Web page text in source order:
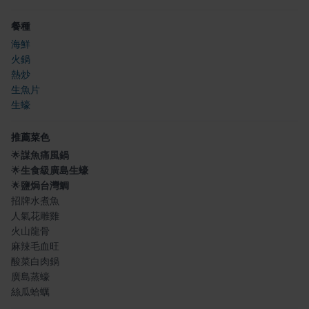
餐種
海鮮
火鍋
熱炒
生魚片
生蠔
推薦菜色
🌟謀魚痛風鍋
🌟生食級廣島生蠔
🌟鹽焗台灣鯛
招牌水煮魚
人氣花雕雞
火山龍骨
麻辣毛血旺
酸菜白肉鍋
廣島蒸蠔
絲瓜蛤蠣